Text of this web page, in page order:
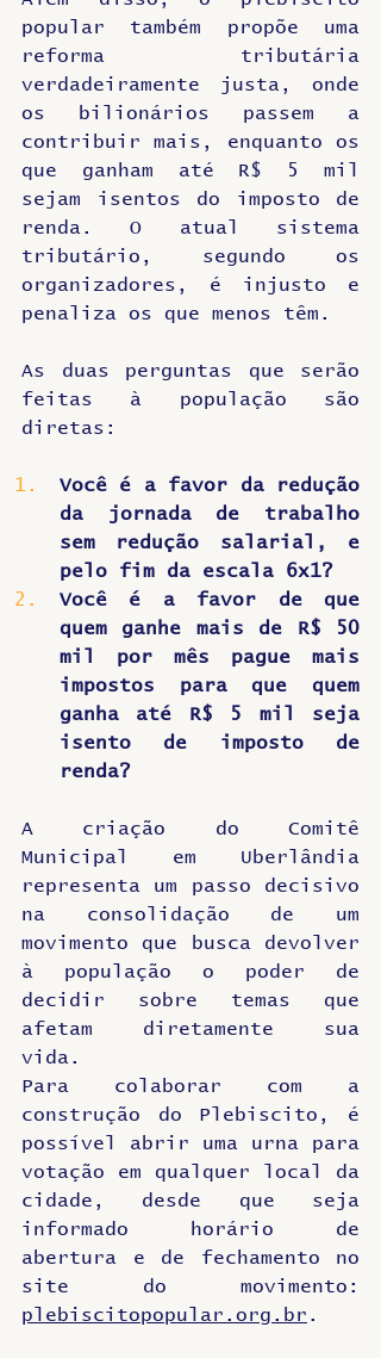
popular também propõe uma
reforma tributária
verdadeiramente justa, onde
os bilionários passem a
contribuir mais, enquanto os
que ganham até R$ 5 mil
sejam isentos do imposto de
renda. O atual sistema
tributário, segundo os
organizadores, é injusto e
penaliza os que menos têm.
As duas perguntas que serão
feitas à população são
diretas:
Você é a favor da redução
da jornada de trabalho
sem redução salarial, e
pelo fim da escala 6x1?
Você é a favor de que
quem ganhe mais de R$ 50
mil por mês pague mais
impostos para que quem
ganha até R$ 5 mil seja
isento de imposto de
renda?
A criação do Comitê
Municipal em Uberlândia
representa um passo decisivo
na consolidação de um
movimento que busca devolver
à população o poder de
decidir sobre temas que
afetam diretamente sua
vida.
Para colaborar com a
construção do Plebiscito, é
possível abrir uma urna para
votação em qualquer local da
cidade, desde que seja
informado horário de
abertura e de fechamento no
plebiscitopopular.org.br .